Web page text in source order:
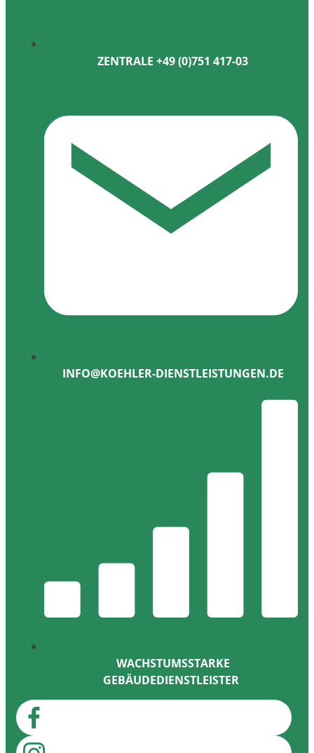
ZENTRALE +49 (0)751 417-03
INFO@KOEHLER-DIENSTLEISTUNGEN.DE
WACHSTUMSSTARKE
GEBÄUDEDIENSTLEISTER